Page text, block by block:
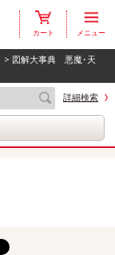
カート メニュー
> 図解大事典 悪魔･天
詳細検索